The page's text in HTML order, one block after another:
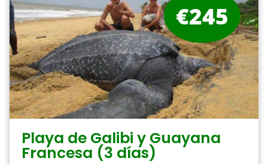
Playa de Galibi y Guayana
Francesa (3 días)
€245